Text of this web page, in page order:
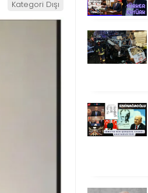
Kategori Dışı